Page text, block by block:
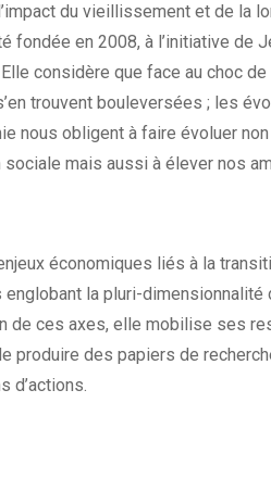
du vieillissement et de la
fondée en 2008, à l’initiative de
considère que face au choc
trouvent bouleversées ; les
nous obligent à faire évoluer
mais aussi à élever nos
économiques liés à la
la pluri-dimensionnalité
de ces axes, elle mobilise ses
produire des papiers de
d’actions.